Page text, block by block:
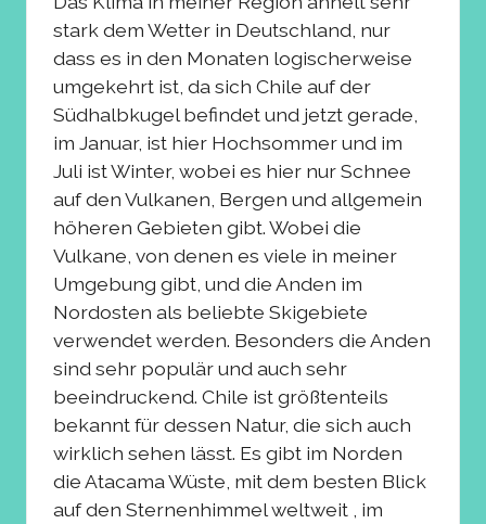
stark dem Wetter in Deutschland, nur
dass es in den Monaten logischerweise
umgekehrt ist, da sich Chile auf der
Südhalbkugel befindet und jetzt gerade,
im Januar, ist hier Hochsommer und im
Juli ist Winter, wobei es hier nur Schnee
auf den Vulkanen, Bergen und allgemein
höheren Gebieten gibt. Wobei die
Vulkane, von denen es viele in meiner
Umgebung gibt, und die Anden im
Nordosten als beliebte Skigebiete
verwendet werden. Besonders die Anden
sind sehr populär und auch sehr
beeindruckend. Chile ist größtenteils
bekannt für dessen Natur, die sich auch
wirklich sehen lässt. Es gibt im Norden
die Atacama Wüste, mit dem besten Blick
auf den Sternenhimmel weltweit , im